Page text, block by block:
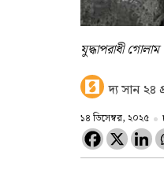
যুদ্ধাপরাধী
দ্য সান ২৪
১৪ ডিসেম্বর, ২০২৫